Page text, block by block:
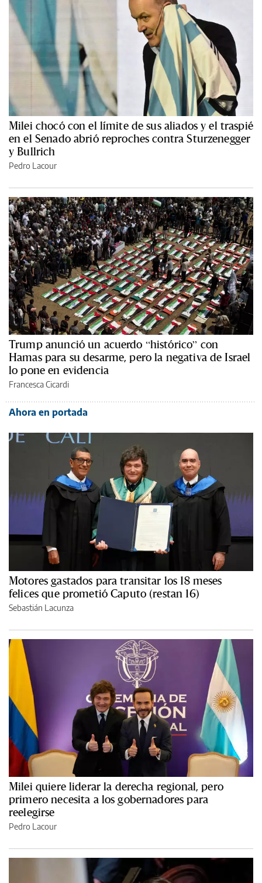
Milei chocó con el límite de sus aliados y el traspié
en el Senado abrió reproches contra Sturzenegger
y Bullrich
Pedro Lacour
Trump anunció un acuerdo “histórico” con
Hamas para su desarme, pero la negativa de Israel
lo pone en evidencia
Francesca Cicardi
Ahora en portada
Motores gastados para transitar los 18 meses
felices que prometió Caputo (restan 16)
Sebastián Lacunza
Milei quiere liderar la derecha regional, pero
primero necesita a los gobernadores para
reelegirse
Pedro Lacour